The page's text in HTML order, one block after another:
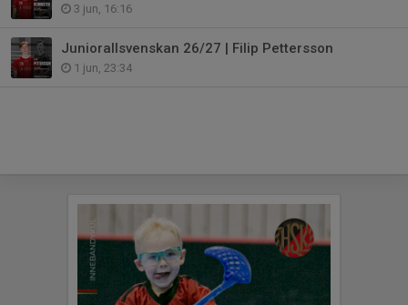
3 jun, 16:16
Juniorallsvenskan 26/27 | Filip Pettersson
1 jun, 23:34